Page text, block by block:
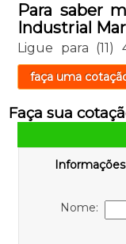
Para saber
Industrial
Ligue para (11)
faça uma
Faça sua
Nome: